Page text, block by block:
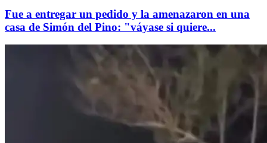
Fue a entregar un pedido y la amenazaron en una
casa de Simón del Pino: "váyase si quiere...